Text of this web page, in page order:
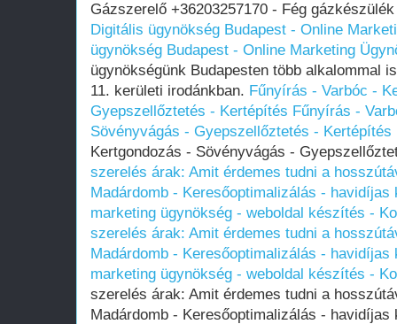
Gázszerelő +36203257170 - Fég
Digitális ügynökség Budapest - Online
ügynökség Budapest - Online Marketing
ügynökségünk Budapesten több alkalommal
11. kerületi irodánkban. Fűnyírás - Varbóc -
Gyepszellőztetés - Kertépítés Fűnyírás -
Sövényvágás - Gyepszellőztetés - Kertépítés
Kertgondozás - Sövényvágás -
szerelés árak: Amit érdemes tudni a
Madárdomb - Keresőoptimalizálás -
marketing ügynökség - weboldal készítés -
szerelés árak: Amit érdemes tudni a
Madárdomb - Keresőoptimalizálás -
marketing ügynökség - weboldal készítés -
szerelés árak: Amit érdemes tudni a
Madárdomb - Keresőoptimalizálás -